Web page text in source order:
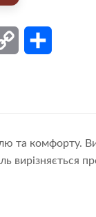
Copy
та комфорту.
вирізняється